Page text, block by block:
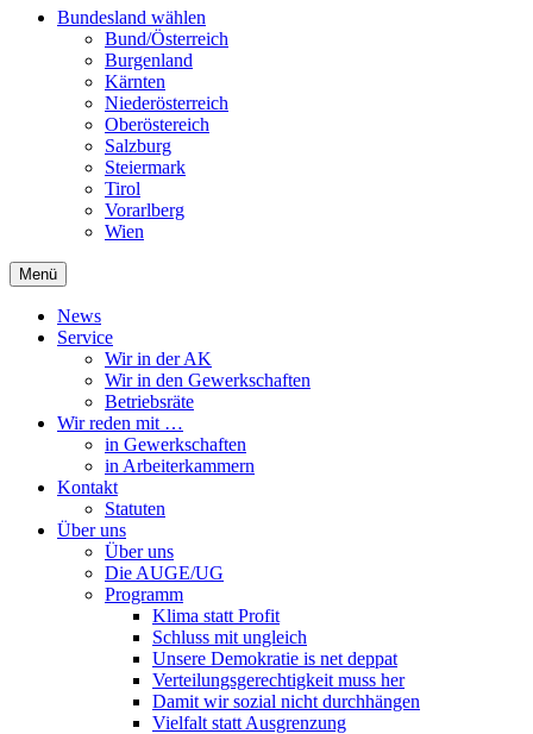
Bundesland wählen
Bund/Österreich
Burgenland
Kärnten
Niederösterreich
Oberöstereich
Salzburg
Steiermark
Tirol
Vorarlberg
Wien
Menü
News
Service
Wir in der AK
Wir in den Gewerkschaften
Betriebsräte
Wir reden mit …
in Gewerkschaften
in Arbeiterkammern
Kontakt
Statuten
Über uns
Über uns
Die AUGE/UG
Programm
Klima statt Profit
Schluss mit ungleich
Unsere Demokratie is net deppat
Verteilungsgerechtigkeit muss her
Damit wir sozial nicht durchhängen
Vielfalt statt Ausgrenzung